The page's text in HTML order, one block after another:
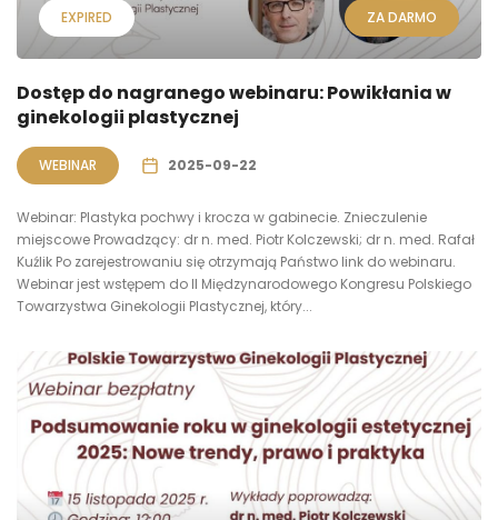
EXPIRED ZA DARMO
Dostęp do nagranego webinaru: Powikłania w
ginekologii plastycznej
WEBINAR 2025-09-22
Webinar: Plastyka pochwy i krocza w gabinecie. Znieczulenie
miejscowe Prowadzący: dr n. med. Piotr Kolczewski; dr n. med. Rafał
Kuźlik Po zarejestrowaniu się otrzymają Państwo link do webinaru.
Webinar jest wstępem do II Międzynarodowego Kongresu Polskiego
Towarzystwa Ginekologii Plastycznej, który...